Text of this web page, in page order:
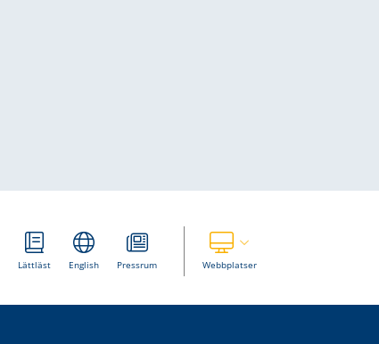
Lättläst English Pressrum WebbplatserVisa våra andra webbplatser